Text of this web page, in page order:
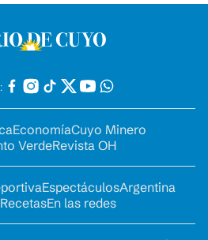
EconomíaCuyo Minero
VerdeRevista OH
EspectáculosArgentina
RecetasEn las redes